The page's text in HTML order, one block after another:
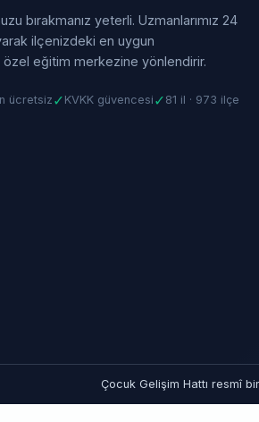
bırakmanız yeterli. Uzmanlarımız 24
ilçenizdeki en uygun
eğitim merkezine yönlendirir.
ücretsiz ✓ KVKK güvencesi ✓ 81 il · 973 ilçe
Çocuk Gelişim Hattı resmî